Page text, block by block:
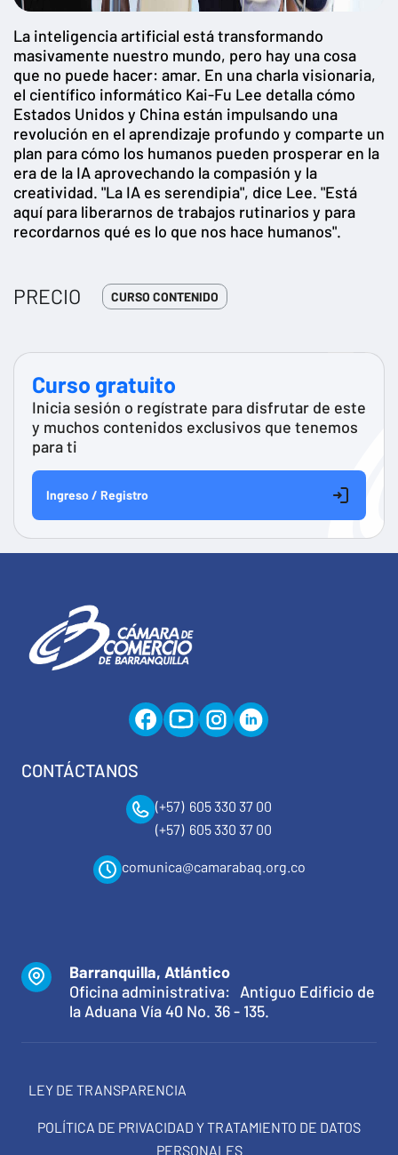
La inteligencia artificial está transformando
masivamente nuestro mundo, pero hay una cosa
que no puede hacer: amar. En una charla visionaria,
el científico informático Kai-Fu Lee detalla cómo
Estados Unidos y China están impulsando una
revolución en el aprendizaje profundo y comparte un
plan para cómo los humanos pueden prosperar en la
era de la IA aprovechando la compasión y la
creatividad. "La IA es serendipia", dice Lee. "Está
aquí para liberarnos de trabajos rutinarios y para
recordarnos qué es lo que nos hace humanos".
PRECIO CURSO CONTENIDO
Curso gratuito
Inicia sesión o regístrate para disfrutar de este
y muchos contenidos exclusivos que tenemos
para ti
Ingreso / Registro
CONTÁCTANOS
(+57) 605 330 37 00
(+57) 605 330 37 00
comunica@camarabaq.org.co
Barranquilla, Atlántico
Oficina administrativa: Antiguo Edificio de
la Aduana Vía 40 No. 36 - 135.
LEY DE TRANSPARENCIA
POLÍTICA DE PRIVACIDAD Y TRATAMIENTO DE DATOS
PERSONALES